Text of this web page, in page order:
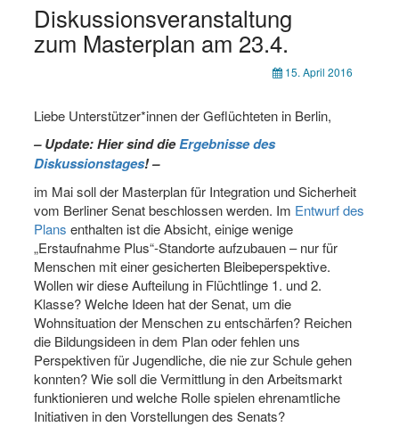
Diskussionsveranstaltung
zum Masterplan am 23.4.
15. April 2016
Liebe Unterstützer*innen der Geflüchteten in Berlin,
– Update: Hier sind dieErgebnisse des
Diskussionstages! –
im Mai soll der Masterplan für Integration und Sicherheit
vom Berliner Senat beschlossen werden. Im Entwurf des
Plans enthalten ist die Absicht, einige wenige
„Erstaufnahme Plus“-Standorte aufzubauen – nur für
Menschen mit einer gesicherten Bleibeperspektive.
Wollen wir diese Aufteilung in Flüchtlinge 1. und 2.
Klasse? Welche Ideen hat der Senat, um die
Wohnsituation der Menschen zu entschärfen? Reichen
die Bildungsideen in dem Plan oder fehlen uns
Perspektiven für Jugendliche, die nie zur Schule gehen
konnten? Wie soll die Vermittlung in den Arbeitsmarkt
funktionieren und welche Rolle spielen ehrenamtliche
Initiativen in den Vorstellungen des Senats?